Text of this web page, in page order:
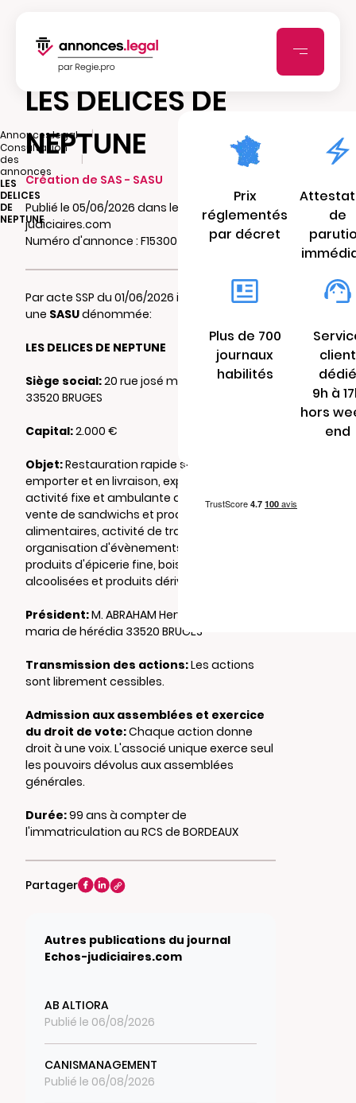
Annonces.legal
|
Consultation
des
annonces
|
LES
DELICES
DE
NEPTUNE
LES DELICES DE
NEPTUNE
Création de SAS - SASU
Publié le 05/06/2026 dans le journal Echos-
judiciaires.com
Numéro d'annonce : F15300491o9sg
Par acte SSP du 01/06/2026 il a été constitué
une SASUdénommée:
LES DELICES DE NEPTUNE
Siège social:20 rue josé maria de hérédia
33520 BRUGES
Capital:2.000 €
Objet:Restauration rapide sur place et à
emporter et en livraison, exploitation d'une
activité fixe et ambulante de préparation et
vente de sandwichs et produits
alimentaires, activité de traiteur,
organisation d'évènements, vente de
produits d'épicerie fine, boissons non
alcoolisées et produits dérivés.
Président:M. ABRAHAM Hervé 20 rue josé
maria de hérédia 33520 BRUGES
Transmission des actions:Les actions
sont librement cessibles.
Admission aux assemblées et exercice
du droit de vote:Chaque action donne
droit à une voix. L'associé unique exerce seul
les pouvoirs dévolus aux assemblées
générales.
Durée:99 ans à compter de
l'immatriculation au RCS de BORDEAUX
Partager
Autres publications du journal
Echos-judiciaires.com
AB ALTIORA
Publié le 06/08/2026
CANISMANAGEMENT
Publié le 06/08/2026
Prix
réglementés
par décret
de
Plus de 700
journaux
habilités
client
dédié
9h à
hors
end